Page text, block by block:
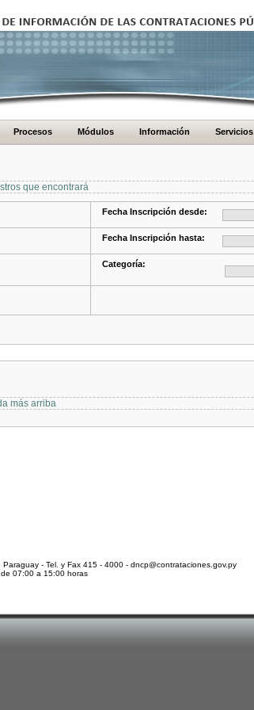
Procesos Módulos Información Servicios
que encontrará
Fecha Inscripción desde:
Fecha Inscripción hasta:
Categoría:
más arriba
- Tel. y Fax 415 - 4000 - dncp@contrataciones.gov.py
07:00 a 15:00 horas